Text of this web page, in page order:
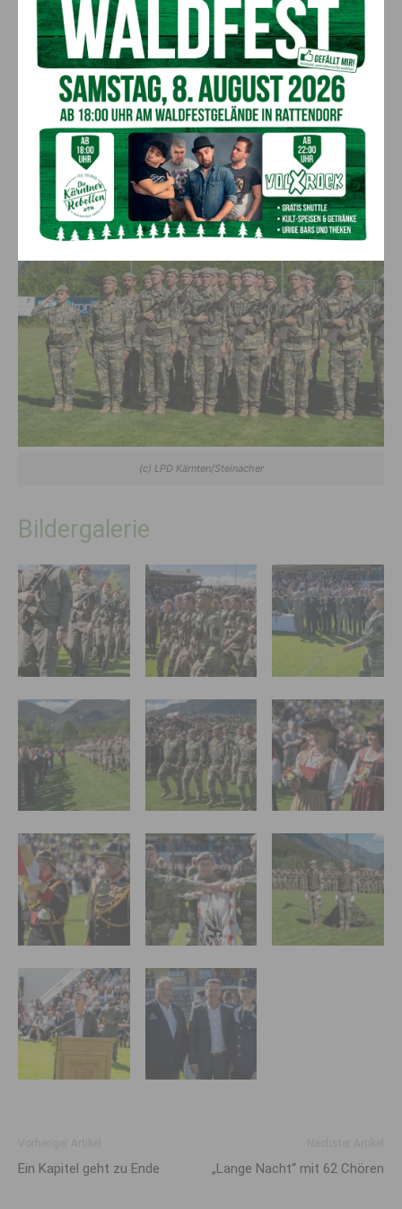
die historische Bedeutung der Region und verwies zugleich
auf die aktuelle sicherheitspolitische Lage in Europa.
Besonders hob er die Rolle des Bundesheeres bei
Katastropheneinsätzen in der Region hervor, bei denen
Soldatinnen und Soldaten in den vergangenen Jahren
tatkräftig geholfen hätten. Die Angelobung wurde vom
Militärkommando Kärntengemeinsam mit der
Stadtgemeinde Hermagor-Pressegger Seeorganisiert und
von der
Militärmusik Kärntenfeierlich umrahmt, zuvor fand
zudem eineTotenehrung beim Kriegerdenkmalstatt.
(c) LPD Kärnten/Steinacher
Bildergalerie
Ein Kapitel geht zu Ende „Lange Nacht“ mit 62 Chören